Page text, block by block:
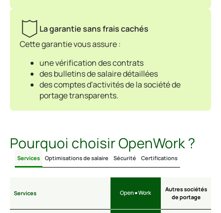
La garantie sans frais cachés
Cette garantie vous assure :
une vérification des contrats
des bulletins de salaire détaillées
des comptes d'activités de la société de
portage transparents.
Pourquoi choisir OpenWork ?
Services Optimisations de salaire Sécurité Certifications
Services
Autres sociétés
de portage